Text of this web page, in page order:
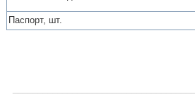
Паспорт, шт.